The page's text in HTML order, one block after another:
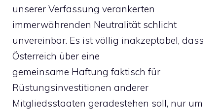
unserer Verfassung verankerten
immerwährenden Neutralität schlicht
unvereinbar. Es ist völlig inakzeptabel, dass
Österreich über eine
gemeinsame Haftung faktisch für
Rüstungsinvestitionen anderer
Mitgliedsstaaten geradestehen soll, nur um